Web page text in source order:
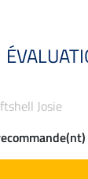
Josie